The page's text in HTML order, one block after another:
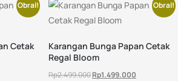
Obral!
Cetak
Obral!
Karangan Bunga Papan Cetak
Regal Bloom
Rp2.499.000Rp1.499.000